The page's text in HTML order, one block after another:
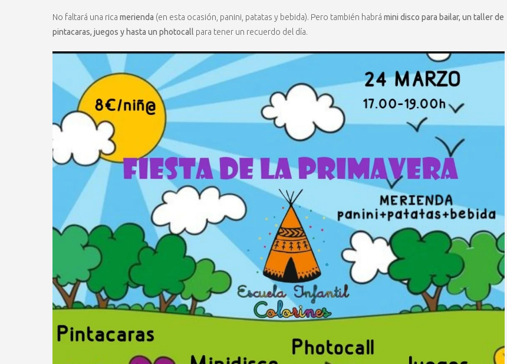
No faltará una rica merienda (en esta ocasión, panini, patatas y bebida). Pero también habrá mini disco para bailar, un taller de
pintacaras, juegos y hasta un photocall para tener un recuerdo del día.